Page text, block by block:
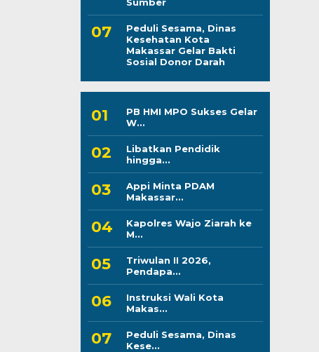
Peduli Sesama, Dinas
Kesehatan Kota
Makassar Gelar Bakti
Sosial Donor Darah
PB HMI MPO Sukses Gelar
W...
Libatkan Pendidik
hingga...
Appi Minta PDAM
Makassar...
Kapolres Wajo Ziarah ke
M...
Triwulan II 2026,
Pendapa...
Instruksi Wali Kota
Makas...
Peduli Sesama, Dinas
Kese...